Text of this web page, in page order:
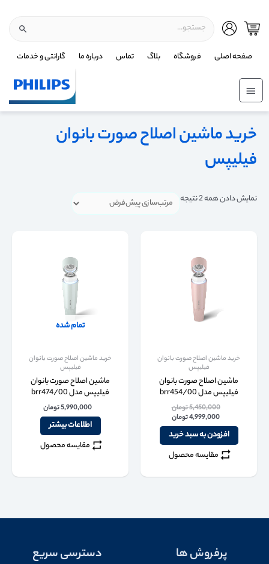
صفحه اصلی فروشگاه بلاگ تماس درباره ما گارانتی و خدمات
خرید ماشین اصلاح صورت بانوان
فیلیپس
نمایش دادن همه 2 نتیجه
خرید ماشین اصلاح صورت بانوان
فیلیپس
ماشین اصلاح صورت بانوان
فیلیپس مدل brr454/00
5,450,000تومان
4,999,000تومان
افزودن به سبد خرید
مقایسه محصول
تمام شده
خرید ماشین اصلاح صورت بانوان
فیلیپس
ماشین اصلاح صورت بانوان
فیلیپس مدل brr474/00
5,990,000تومان
اطلاعات بیشتر
مقایسه محصول
پرفروش ها دسترسی سریع